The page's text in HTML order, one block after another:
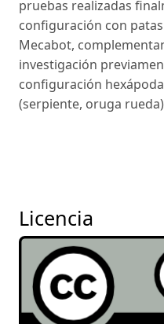
pruebas realizadas
configuración con
Mecabot,
investigación
configuración
(serpiente, oruga
Licencia